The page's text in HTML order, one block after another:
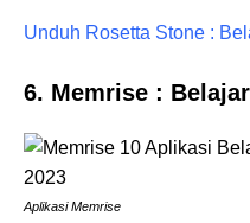
Unduh Rosetta Stone :
6. Memrise :
Aplikasi Memrise